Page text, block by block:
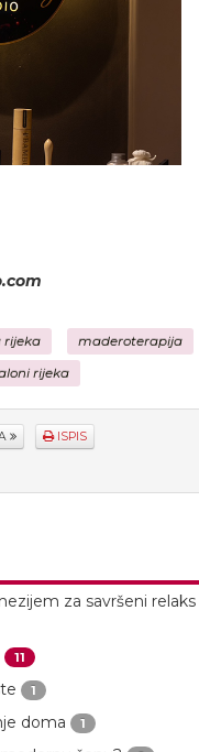
rijeka maderoterapija
rijeka
ISPIS
za savršeni relaks
11
1
doma 1